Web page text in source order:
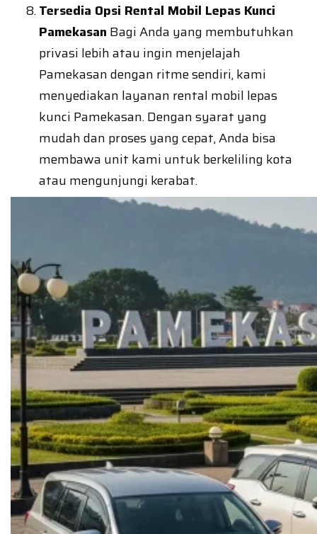
Tersedia Opsi Rental Mobil Lepas Kunci
Pamekasan Bagi Anda yang membutuhkan
privasi lebih atau ingin menjelajah
Pamekasan dengan ritme sendiri, kami
menyediakan layanan rental mobil lepas
kunci Pamekasan. Dengan syarat yang
mudah dan proses yang cepat, Anda bisa
membawa unit kami untuk berkeliling kota
atau mengunjungi kerabat.